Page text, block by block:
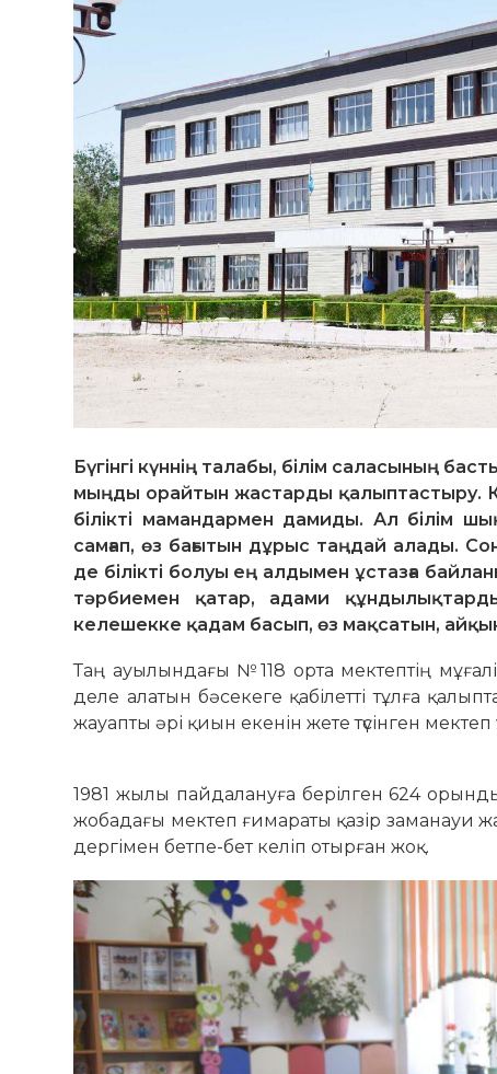
Бүгінгі күннің талабы, білім саласының
мыңды орайтын жастарды қалыптастыру.
білікті мамандармен дамиды. Ал білім
самғап, өз бағытын дұрыс таңдай алады.
де білікті болуы ең алдымен ұстазға
тәрбиемен қатар, адами
келешекке қадам басып, өз мақсатын,
Таң ауылындағы №118 орта мектептің
деле алатын бәсекеге қабілетті тұл­ға
жауапты әрі қиын екенін же­те түсінген
1981 жылы пайдалануға берілген 624
жо­бадағы мектеп ғимараты қазір за­­манауи
дергімен бетпе-бет келіп отырған жоқ.